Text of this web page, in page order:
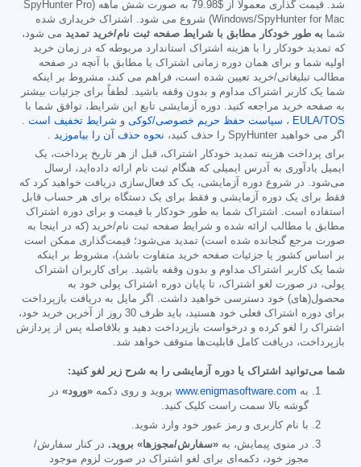
شد. قیمت گذاری معمولاً از $79.98
به صورت شش ماهه (SpyHunter Pro
Windows/SpyHunter for Mac) شروع می شود. اشتراک خریداری شده
شما به طور خودکار مطابق با شرایط صفحه ثبت نام/خرید تمدید می شود،
که تمدید خودکار را با هزینه اشتراک استاندارد مربوطه که در زمان خرید
اولیه شما و برای همان دوره زمانی اشتراک یا مطابق با آنچه در صفحه
مطالب تبلیغاتی/خرید تعیین شده است، فراهم می کند، مشروط بر اینکه
شما یک کاربر اشتراک مداوم و بدون وقفه باشید. لطفاً برای جزئیات بیشتر
به صفحه خرید مراجعه کنید. دوره آزمایشی تابع این شرایط، توافق شما با
EULA/TOS ، سیاست حفظ حریم خصوصی/کوکی و شرایط تخفیف است .
اگر می خواهید SpyHunter را حذف کنید،
نحوه حذف آن را بیاموزید .
برای پرداخت هزینه تمدید خودکار اشتراک، قبل از هر تاریخ پرداخت، یک
ایمیل یادآوری به آدرس ایمیلی که هنگام ثبت نام ارائه داده‌اید، ارسال
می‌شود. در شروع دوره آزمایشی، یک کد فعال‌سازی دریافت خواهید کرد که
فقط برای یک دوره آزمایشی و فقط برای یک دستگاه برای هر حساب قابل
استفاده است. اشتراک شما به طور خودکار با قیمت و برای دوره اشتراک
مطابق با مطالب ارائه شده و شرایط صفحه ثبت نام/خرید (که در اینجا به
صورت مرجع گنجانده شده است) تمدید می‌شود؛ قیمت‌گذاری ممکن است
بر اساس کشور یا جزئیات صفحه خرید متفاوت باشد)، مشروط بر اینکه
شما یک کاربر اشتراک مداوم و بدون وقفه باشید. برای کاربران اشتراک
پولی، در صورت لغو اشتراک، تا پایان دوره اشتراک پولی خود به
محصول(های) خود دسترسی خواهید داشت. اگر مایل به دریافت بازپرداخت
برای دوره اشتراک فعلی خود هستید، باید ظرف 30 روز از آخرین خرید خود،
اشتراک را لغو کرده و درخواست بازپرداخت دهید و بلافاصله پس از پردازش
بازپرداخت، دریافت کامل قابلیت‌ها متوقف خواهد شد.
شما می‌توانید اشتراک یا دوره آزمایشی را به شرح زیر لغو کنید:
به www.enigmasoftware.com بروید و روی دکمه «ورود» در
گوشه بالا سمت راست کلیک کنید.
با نام کاربری و رمز عبور خود وارد شوید.
در منوی پیمایش، به «سفارش/مجوزها» بروید. در کنار سفارش/
مجوز خود، دکمه‌ای برای لغو اشتراک در صورت لزوم موجود